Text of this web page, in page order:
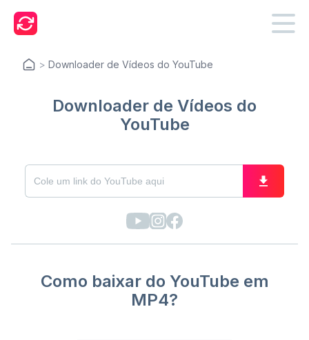
> Downloader de Vídeos do YouTube
Downloader de Vídeos do
YouTube
Como baixar do YouTube em
MP4?